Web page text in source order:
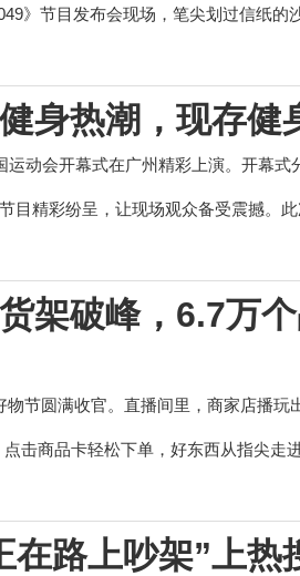
》节目发布会现场，笔尖划过信纸的
身热潮，现存健
运动会开幕式在广州精彩上演。开幕
目精彩纷呈，让现场观众备受震撼。
架破峰，6.7万
物节圆满收官。直播间里，商家店播
击商品卡轻松下单，好东西从指尖走
在路上吵架”上